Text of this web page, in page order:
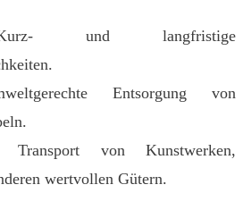
und langfristige
Entsorgung von
Transport von Kunstwerken,
wertvollen Gütern.